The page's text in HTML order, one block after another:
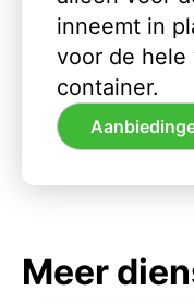
inneemt in
voor de hele
container.
Meer